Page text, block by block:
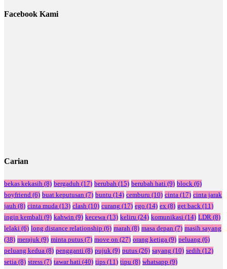
Facebook Kami
Carian
bekas kekasih (8) bergaduh (17) berubah (15) berubah hati (9) block (6)
boyfriend (6) buat keputusan (7) buntu (14) cemburu (10) cinta (17) cinta jarak
jauh (8) cinta muda (13) clash (10) curang (17) ego (14) ex (8) get back (11)
ingin kembali (9) kahwin (9) kecewa (13) keliru (24) komunikasi (14) LDR (8)
lelaki (6) long distance relationship (6) marah (8) masa depan (7) masih sayang
(38) merajuk (9) minta putus (7) move on (27) orang ketiga (9) peluang (6)
peluang kedua (8) pengganti (8) pujuk (9) putus (26) sayang (10) sedih (12)
setia (8) stress (7) tawar hati (40) tips (11) tipu (8) whatsapp (9)